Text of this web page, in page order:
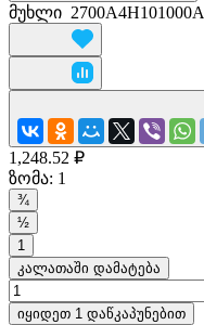
მუხლი 2700A4H101000A
1,248.52 ₽
ზომა: 1
¾
½
1
კალათაში დამატება
იყიდეთ 1 დაწკაპუნებით